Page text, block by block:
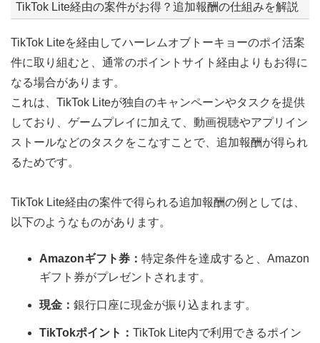
TikTok Lite経由の案件がお得？追加報酬の仕組みを解説
TikTok Liteを経由してハーレムオブトーキョーのポイ活案
件に取り組むと、通常のポイントサイト経由よりもお得に
なる場合があります。
これは、TikTok Liteが独自のキャンペーンやタスクを提供
しており、ゲームプレイに加えて、動画視聴やアプリイン
ストールなどのタスクをこなすことで、追加報酬が得られ
るためです。
TikTok Lite経由の案件で得られる追加報酬の例としては、
以下のようなものがあります。
Amazonギフト券： 特定条件を達成すると、Amazon
ギフト券がプレゼントされます。
現金： 銀行口座に現金が振り込まれます。
TikTokポイント： TikTok Lite内で利用できるポイン